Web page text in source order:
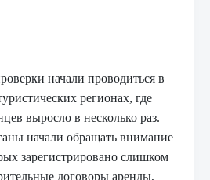
начали проводиться в
регионах, где
выросло в несколько раз.
начали обращать внимание
зарегистрировано слишком
договоры аренды,